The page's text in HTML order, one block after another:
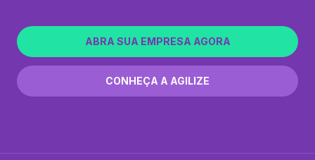
ABRA SUA EMPRESA AGORA
CONHEÇA A AGILIZE